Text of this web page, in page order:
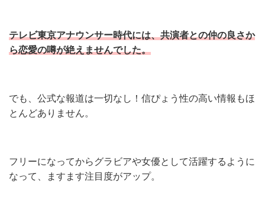
テレビ東京アナウンサー時代には、共演者との仲の良さか
ら恋愛の噂が絶えませんでした。
でも、公式な報道は一切なし！信ぴょう性の高い情報もほ
とんどありません。
フリーになってからグラビアや女優として活躍するように
なって、ますます注目度がアップ。